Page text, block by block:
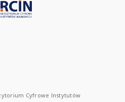
Cyfrowe Instytutów